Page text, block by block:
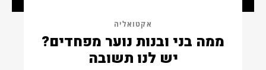
אקטואליה
ממה בני ובנות נוער מפחדים?
יש לנו תשובה